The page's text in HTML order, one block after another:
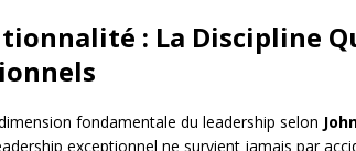
: La Discipline
fondamentale du leadership selon
exceptionnel ne survient jamais par